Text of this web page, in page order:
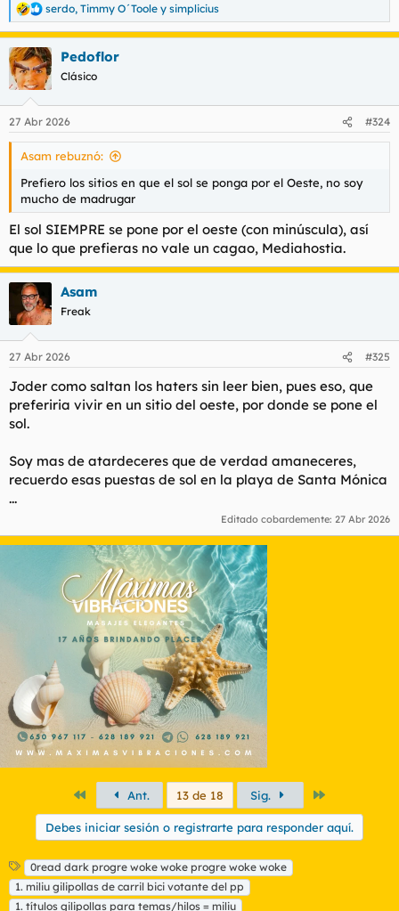
R
e
a
c
c
i
e
s
serdo, Timmy O´Toole y simplicius
Pedoflor
Clásico
27 Abr 2026 #324
Asam rebuznó:
Prefiero los sitios en que el sol se ponga por el Oeste, no soy
mucho de madrugar
El sol SIEMPRE se pone por el oeste (con minúscula), así
que lo que prefieras no vale un cagao, Mediahostia.
Asam
Freak
27 Abr 2026 #325
Joder como saltan los haters sin leer bien, pues eso, que
preferiria vivir en un sitio del oeste, por donde se pone el
sol.
Soy mas de atardeceres que de verdad amaneceres,
recuerdo esas puestas de sol en la playa de Santa Mónica
...
Editado cobardemente: 27 Abr 2026
PrimeroAnt. 13 de 18 Sig.
Debes iniciar sesión o registrarte para responder aquí.
E
t
i
0read dark progre woke woke progre woke woke
1. miliu gilipollas de carril bici votante del pp
1. títulos gilipollas para temas/hilos = miliu